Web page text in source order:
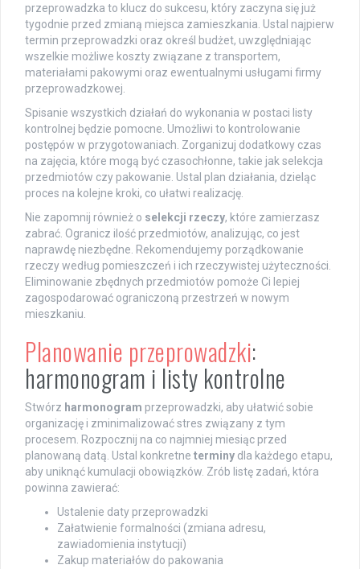
przeprowadzka to klucz do sukcesu, który zaczyna się już
tygodnie przed zmianą miejsca zamieszkania. Ustal najpierw
termin przeprowadzki oraz określ budżet, uwzględniając
wszelkie możliwe koszty związane z transportem,
materiałami pakowymi oraz ewentualnymi usługami firmy
przeprowadzkowej.
Spisanie wszystkich działań do wykonania w postaci listy
kontrolnej będzie pomocne. Umożliwi to kontrolowanie
postępów w przygotowaniach. Zorganizuj dodatkowy czas
na zajęcia, które mogą być czasochłonne, takie jak selekcja
przedmiotów czy pakowanie. Ustal plan działania, dzieląc
proces na kolejne kroki, co ułatwi realizację.
Nie zapomnij również o selekcji rzeczy, które zamierzasz
zabrać. Ogranicz ilość przedmiotów, analizując, co jest
naprawdę niezbędne. Rekomendujemy porządkowanie
rzeczy według pomieszczeń i ich rzeczywistej użyteczności.
Eliminowanie zbędnych przedmiotów pomoże Ci lepiej
zagospodarować ograniczoną przestrzeń w nowym
mieszkaniu.
Planowanie przeprowadzki:
harmonogram i listy kontrolne
Stwórz harmonogram przeprowadzki, aby ułatwić sobie
organizację i zminimalizować stres związany z tym
procesem. Rozpocznij na co najmniej miesiąc przed
planowaną datą. Ustal konkretne terminy dla każdego etapu,
aby uniknąć kumulacji obowiązków. Zrób listę zadań, która
powinna zawierać:
Ustalenie daty przeprowadzki
Załatwienie formalności (zmiana adresu,
zawiadomienia instytucji)
Zakup materiałów do pakowania